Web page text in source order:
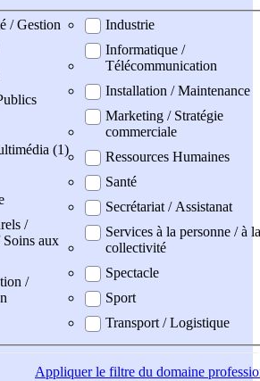
/ Gestion
(1)
/
aux
/
Industrie
Informatique /
Télécommunication
Installation / Maintenance
Marketing / Stratégie
commerciale
Ressources Humaines
Santé
Secrétariat / Assistanat
Services à la personne / à la
collectivité
Spectacle
Sport
Transport / Logistique
Appliquerle filtre du domaine